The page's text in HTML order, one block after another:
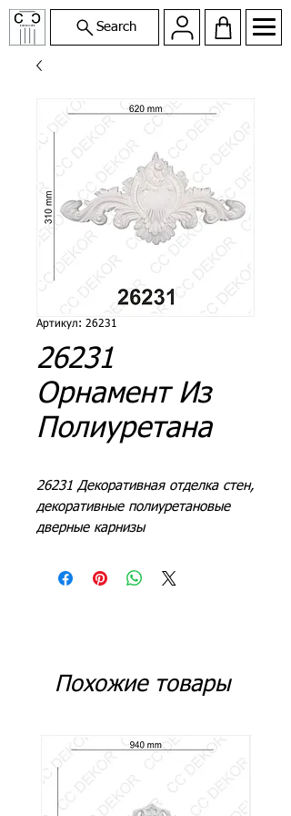
Search
Артикул: 26231
26231
Орнамент Из
Полиуретана
26231 Декоративная отделка стен,
декоративные полиуретановые
дверные карнизы
Похожие товары